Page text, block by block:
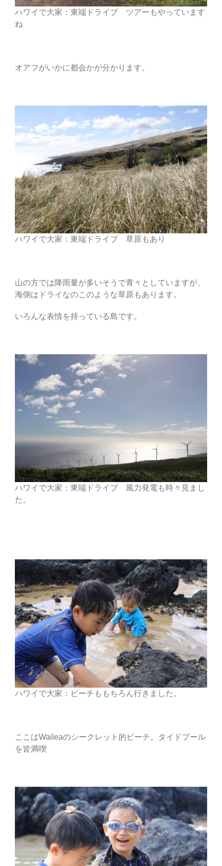
ハワイで大家：東端ドライブ ツアーもやっています
ね
オアフがいかに都会かが分かります。
ハワイで大家：東端ドライブ 草原もあり
山の方では降雨量が多いそうで青々としていますが、
海側はドライなのこのような草原もあります。
いろんな表情を持っている島です。
ハワイで大家：東端ドライブ 風力発電も時々見まし
た。
ハワイで大家：ビーチももちろん行きました。
ここはWaileaのシークレット的ビーチ。タイドプール
を皆満喫